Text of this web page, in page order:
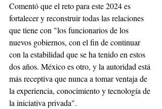
Comentó que el reto para este 2024 es
fortalecer y reconstruir todas las relaciones
que tiene con "los funcionarios de los
nuevos gobiernos, con el fin de continuar
con la estabilidad que se ha tenido en estos
dos años. México es otro, y la autoridad está
más receptiva que nunca a tomar ventaja de
la experiencia, conocimiento y tecnología de
la iniciativa privada".